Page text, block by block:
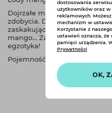
Dojrzałe mango kiedyś było
zdobycia. Dziś dużo bardziej
zaskakujący. Lody naturalne
mango... Zapraszamy na
egzotyka!
Pojemność - 465ml.
dostosowania
użytkowników oraz w
reklamowych. Możesz
mechanizm w
Korzystanie z
ustawień oznacza, że
pamięci urządzenia.
Prywatności
OK,